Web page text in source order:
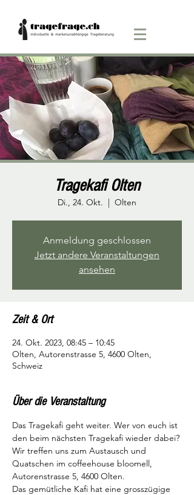
Tragekafi Olten
Di., 24. Okt.
  |
Olten
Anmeldung geschlossen
Jetzt andere Veranstaltungen
ansehen
Zeit & Ort
24. Okt. 2023, 08:45 – 10:45
Olten, Autorenstrasse 5, 4600 Olten,
Schweiz
Über die Veranstaltung
Das Tragekafi geht weiter. Wer von euch ist
den beim nächsten Tragekafi wieder dabei?
Wir treffen uns zum Austausch und
Quatschen im coffeehouse bloomell,
Autorenstrasse 5, 4600 Olten.
Das gemütliche Kafi hat eine grosszügige